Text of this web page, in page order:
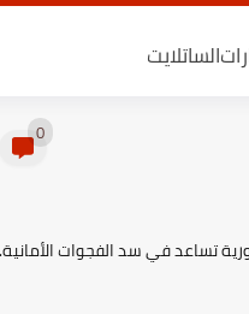
الساتلايت
0